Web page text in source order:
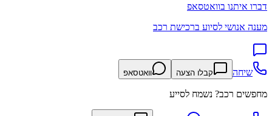
דברו איתנו בוואטסאפ
מענה אנושי לסיוע ברכישת רכב
שיחה קבלו הצעה וואטסאפ
מחפשים רכב? נשמח לסייע